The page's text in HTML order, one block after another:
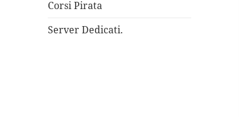
Corsi Pirata
Server Dedicati.